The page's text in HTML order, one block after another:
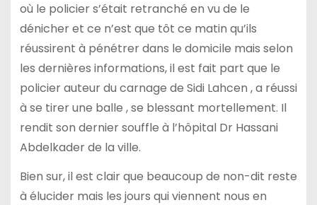
où le policier s’était retranché en vu de le
dénicher et ce n’est que tôt ce matin qu’ils
réussirent à pénétrer dans le domicile mais selon
les dernières informations, il est fait part que le
policier auteur du carnage de Sidi Lahcen , a réussi
à se tirer une balle , se blessant mortellement. Il
rendit son dernier souffle à l’hôpital Dr Hassani
Abdelkader de la ville.
Bien sur, il est clair que beaucoup de non-dit reste
à élucider mais les jours qui viennent nous en